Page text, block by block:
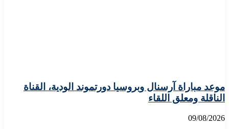
موعد مباراة آرسنال وبروسيا دورتموند الودية، القناة
الناقلة ومعلق اللقاء
09/08/2026